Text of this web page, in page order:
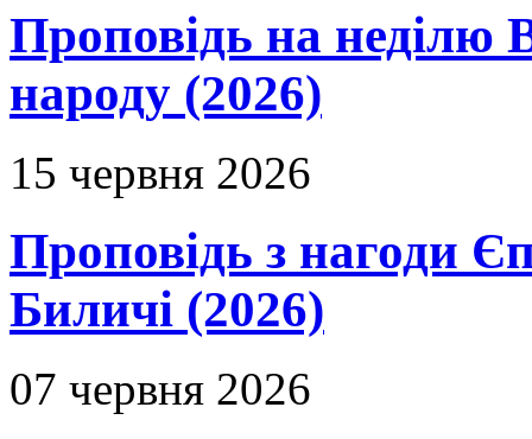
Проповідь на неділю
народу (2026)
15 червня 2026
Проповідь з нагоди
Биличі (2026)
07 червня 2026